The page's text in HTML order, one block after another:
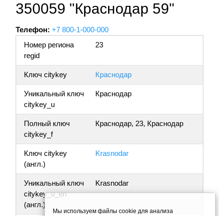
350059 "Краснодар 59"
Телефон: +7 800-1-000-000
Номер региона
regid
23
Ключ citykey Краснодар
Уникальный ключ
citykey_u
Краснодар
Полный ключ
citykey_f
Краснодар, 23, Краснодар
Ключ citykey
(англ.)
Krasnodar
Уникальный ключ
citykey_u_en
(англ.)
Krasnodar
Мы используем файлы cookie для анализа